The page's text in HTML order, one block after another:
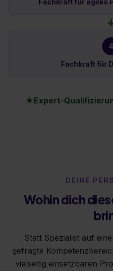
Fachkraft für agiles
4
Fachkraft für
★Expert-
DEINE
Wohin dich
Statt Spezialist auf
gefragte
vielseitig einsetzbaren